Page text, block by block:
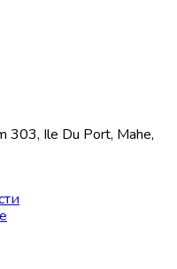
303, Ile Du Port, Mahe,